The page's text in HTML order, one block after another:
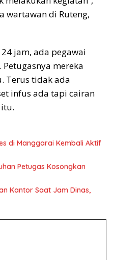
wartawan di Ruteng,
jam, ada pegawai
mereka
Terus tidak ada
infus ada tapi cairan
di Manggarai Kembali Aktif
Petugas Kosongkan
Kantor Saat Jam Dinas,